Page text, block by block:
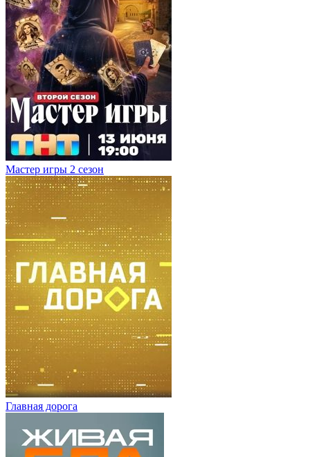
Мастер игры 2 сезон
Главная дорога